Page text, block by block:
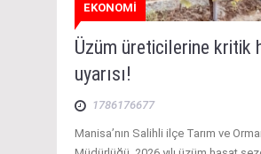
EKONOMİ
Üzüm üreticilerine kritik
uyarısı!
1786176677
Manisa’nın Salihli ilçe Tarım ve